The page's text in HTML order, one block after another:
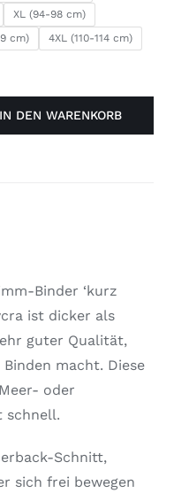
XL (94-98 cm)
cm)
4XL (110-114 cm)
IN DEN WARENKORB
Binder ‘kurz
ist dicker als
guter Qualität,
macht. Diese
oder
schnell.
Schnitt,
sich frei bewegen